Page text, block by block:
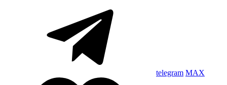
telegram MAX